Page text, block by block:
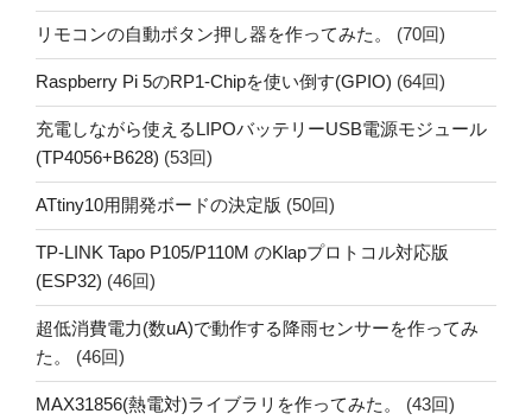
リモコンの自動ボタン押し器を作ってみた。 (70回)
Raspberry Pi 5のRP1-Chipを使い倒す(GPIO) (64回)
充電しながら使えるLIPOバッテリーUSB電源モジュール
(TP4056+B628) (53回)
ATtiny10用開発ボードの決定版 (50回)
TP-LINK Tapo P105/P110M のKlapプロトコル対応版
(ESP32) (46回)
超低消費電力(数uA)で動作する降雨センサーを作ってみ
た。
(46回)
MAX31856(熱電対)ライブラリを作ってみた。 (43回)